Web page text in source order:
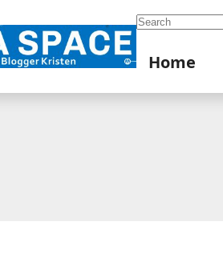
Search
Home